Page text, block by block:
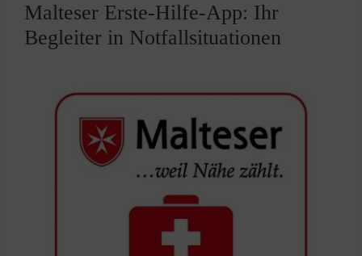
Malteser Erste-Hilfe-App: Ihr
Begleiter in Notfallsituationen